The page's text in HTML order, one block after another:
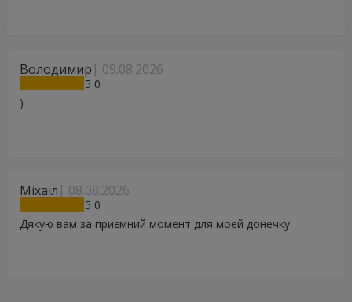
Володимир 09.08.2026
5
)
Міхаїл 08.08.2026
5
Дякую вам за приємний момент для моей донечку